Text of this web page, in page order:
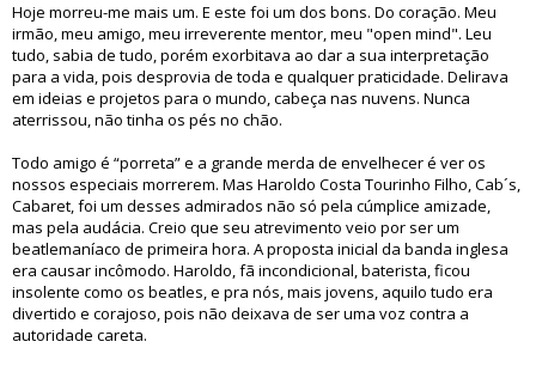
Hoje morreu-me mais um. E este foi um dos bons. Do coração. Meu
irmão, meu amigo, meu irreverente mentor, meu "open mind". Leu
tudo, sabia de tudo, porém exorbitava ao dar a sua interpretação
para a vida, pois desprovia de toda e qualquer praticidade. Delirava
em ideias e projetos para o mundo, cabeça nas nuvens. Nunca
aterrissou, não tinha os pés no chão.
Todo amigo é “porreta” e a grande merda de envelhecer é ver os
nossos especiais morrerem. Mas Haroldo Costa Tourinho Filho, Cab´s,
Cabaret, foi um desses admirados não só pela cúmplice amizade,
mas pela audácia. Creio que seu atrevimento veio por ser um
beatlemaníaco de primeira hora. A proposta inicial da banda inglesa
era causar incômodo. Haroldo, fã incondicional, baterista, ficou
insolente como os beatles, e pra nós, mais jovens, aquilo tudo era
divertido e corajoso, pois não deixava de ser uma voz contra a
autoridade careta.